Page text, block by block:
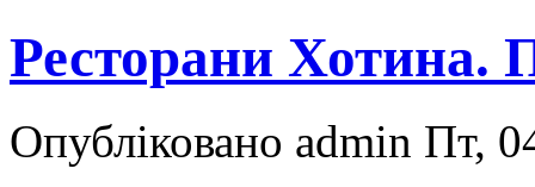
Ресторани Хотина.
Опубліковано admin Пт,